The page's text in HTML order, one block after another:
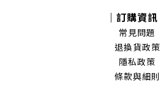
｜訂購資訊
常見問題
退換貨政策
隱私政策
條款與細則